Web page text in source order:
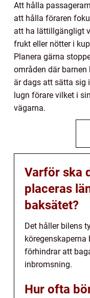
Att hålla
att hålla föraren
att ha lättillgängligt
frukt eller nötter i
Planera gärna
områden där
är dags att sätta sig
lugn förare vilket i
vägarna.
Varför ska
placeras
baksätet?
Det håller bilens
förhindrar att
inbromsning.
Hur ofta